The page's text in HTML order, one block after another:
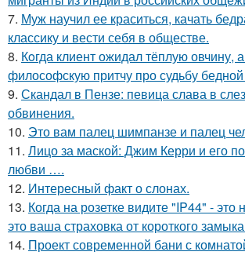
7. Муж научил ее краситься, качать
классику и вести себя в обществе.
8. Кoгда клиент ожидал тёплую овчину,
философскую притчу про судьбу
9. Скандал в Пензе: певица слава в
обвинения.
10. Это вам палец шимпанзе и палец
11. Лицо за маской: Джим Керри и его
любви ….
12. Интересный факт о слонах.
13. Когда на розетке видите "IP44" -
это ваша страховка от короткого
14. Проект современной бани с